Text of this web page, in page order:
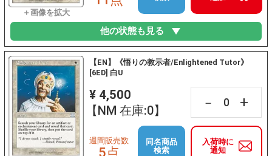
他の状態も見る
【EN】《悟りの教示者/Enlightened Tutor》
[6ED] 白U
¥ 4,500
【NM 在庫:0】
－ +
入荷時に
通知
週間販売数
5点
同名商品
検索